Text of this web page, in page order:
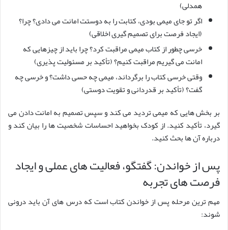
همدلی)
اگر تو جای میمی بودی، کتابت را به دوستت امانت می دادی؟ چرا؟
(ایجاد فرصت برای تصمیم گیری اخلاقی)
خرسی چطور از کتاب میمی مراقبت کرد؟ چرا باید از چیزهایی که
امانت می گیریم مراقبت کنیم؟ (تأکید بر مسئولیت پذیری)
وقتی خرسی کتاب را برگرداند، میمی چه حسی داشت؟ و خرسی چه
گفت؟ (تأکید بر قدردانی و تقویت دوستی)
بر بخش هایی که میمی تردید می کند و سپس تصمیم به امانت دادن می
گیرد، تأکید کنید. از کودک بخواهید احساسات شخصیت ها را بیان کند و
درباره آن ها بحث کنید.
پس از خواندن: گفتگو، فعالیت های عملی و ایجاد
فرصت های تجربه
مهم ترین مرحله پس از خواندن کتاب است که درس های آن باید درونی
شوند: